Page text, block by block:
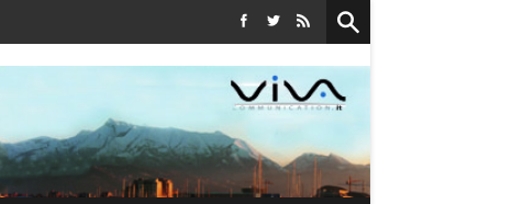
Festival La Versiliana - La direttrice lucchese Beatrice